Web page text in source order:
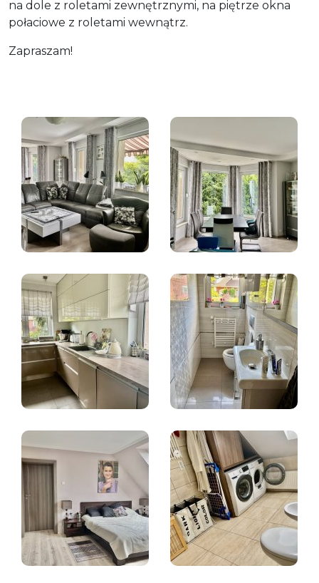
na dole z roletami zewnętrznymi, na piętrze okna
połaciowe z roletami wewnątrz.
Zapraszam!